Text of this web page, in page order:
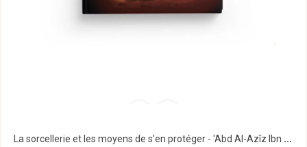
La sorcellerie et les moyens de s'en protéger - 'Abd Al-Azîz Ibn Jadid - Al-Hadith